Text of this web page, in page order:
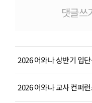
# 첨부
댓글쓰
2026 어와나 상반기 입
2026 어와나 교사 컨퍼